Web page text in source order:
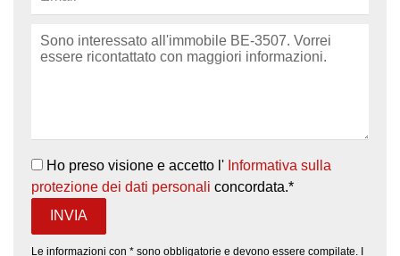
Ho preso visione e accetto l' Informativa sulla
protezione dei dati personali concordata.*
Le informazioni con * sono obbligatorie e devono essere compilate. I